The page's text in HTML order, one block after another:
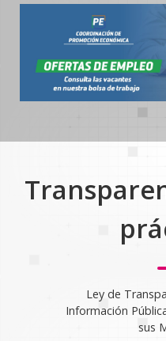
Ley de
Información
sus